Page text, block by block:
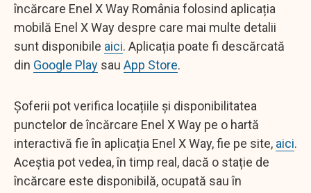
încărcare Enel X Way România folosind aplicația
mobilă Enel X Way despre care mai multe detalii
sunt disponibile aici. Aplicația poate fi descărcată
din Google Play sau App Store.
Șoferii pot verifica locațiile și disponibilitatea
punctelor de încărcare Enel X Way pe o hartă
interactivă fie în aplicația Enel X Way, fie pe site, aici.
Aceștia pot vedea, în timp real, dacă o stație de
încărcare este disponibilă, ocupată sau în